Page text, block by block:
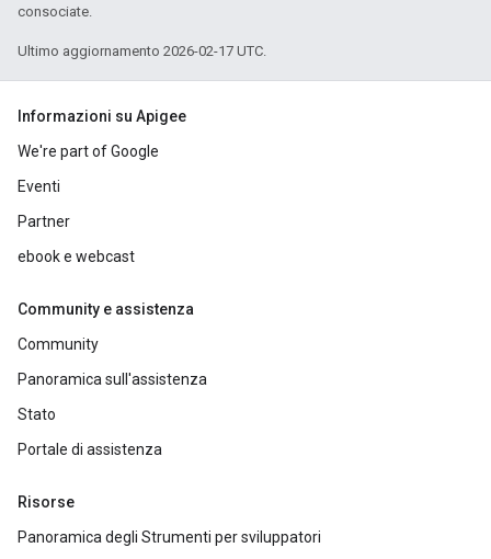
consociate.
Ultimo aggiornamento 2026-02-17 UTC.
Informazioni su Apigee
We're part of Google
Eventi
Partner
ebook e webcast
Community e assistenza
Community
Panoramica sull'assistenza
Stato
Portale di assistenza
Risorse
Panoramica degli Strumenti per sviluppatori